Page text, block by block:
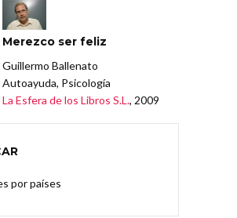
Merezco ser feliz
Guillermo Ballenato
Autoayuda, Psicología
La Esfera de los Libros S.L., 2009
por países